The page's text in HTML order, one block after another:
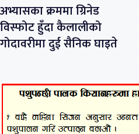
अभ्यासका क्रममा ग्रिनेड
विस्फोट हुँदा कैलालीको
गोदावरीमा दुई सैनिक घाइते